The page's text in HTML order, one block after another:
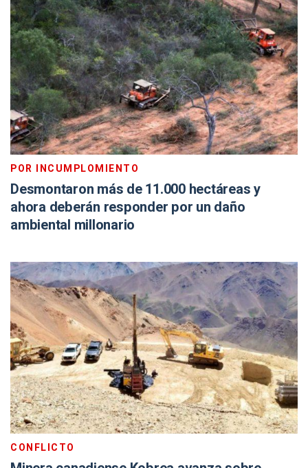
POR INCUMPLOMIENTO
Desmontaron más de 11.000 hectáreas y
ahora deberán responder por un daño
ambiental millonario
CONFLICTO